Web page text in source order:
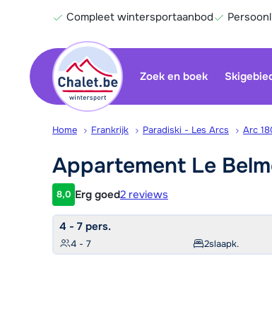
Compleet wintersportaanbod
Zoek en boek
Home Frankrijk Paradiski - Les Arcs Arc
Appartement Le
Klantwaardering
8,0 Erg goed2 reviews
4 - 7 pers.
4 - 7 2slaapk.